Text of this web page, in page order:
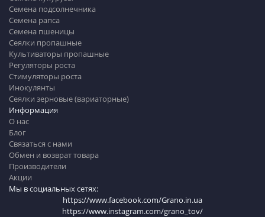
Информация
О нас
Блог
Связаться с нами
Обмен и возврат товара
Производители
Акции
Мы в социальных сетях:
https://www.facebook.com/Grano.in.ua
https://www.instagram.com/grano_tov/
Семена подсолнечника
Семена рапса
Семена пшеницы
Сеялки пропашные
Культиваторы пропашные
Регуляторы роста
Стимуляторы роста
Инокулянты
Сеялки зерновые (вариаторные)